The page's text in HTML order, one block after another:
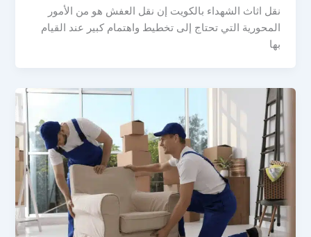
نقل اثاث الشهداء بالكويت إن نقل العفش هو من الأمور
المحورية التي تحتاج إلى تخطيط واهتمام كبير عند القيام
بها